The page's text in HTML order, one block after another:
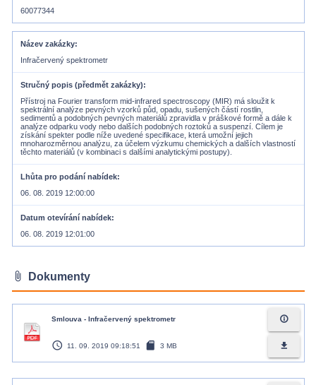
60077344
Název zakázky
Infračervený spektrometr
Stručný popis (předmět zakázky)
Přístroj na Fourier transform mid-infrared spectroscopy (MIR) má sloužit k
spektrální analýze pevných vzorků půd, opadu, sušených částí rostlin,
sedimentů a podobných pevných materiálů zpravidla v práškové formě a dále k
analýze odparku vody nebo dalších podobných roztoků a suspenzí. Cílem je
získání spekter podle níže uvedené specifikace, která umožní jejich
mnoharozměrnou analýzu, za účelem výzkumu chemických a dalších vlastností
těchto materiálů (v kombinaci s dalšími analytickými postupy).
Lhůta pro podání nabídek
06. 08. 2019 12:00:00
Datum otevírání nabídek
06. 08. 2019 12:01:00
attach_file Dokumenty
Smlouva - Infračervený spektrometr
access_time 11. 09. 2019 09:18:51 sd_card 3 MB
info_outline
file_download